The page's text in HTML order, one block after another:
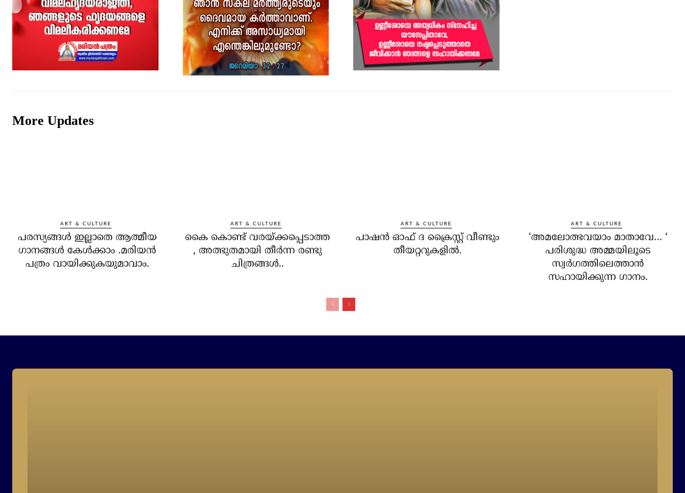
More Updates
ART & CULTURE
പരസ്യങ്ങൾ ഇല്ലാതെ ആത്മീയ
ഗാനങ്ങൾ കേൾക്കാം .മരിയൻ
പത്രം വായിക്കുകയുമാവാം.
ART & CULTURE
കൈ കൊണ്ട് വരയ്ക്കപ്പെടാത്ത
, അത്ഭുതമായി തീര്‍ന്ന രണ്ടു
ചിത്രങ്ങള്‍..
ART & CULTURE
പാഷന്‍ ഓഫ് ദ ക്രൈസ്റ്റ് വീണ്ടും
തീയറ്ററുകളില്‍.
ART & CULTURE
‘അമലോത്ഭവയാം മാതാവേ… ‘
പരിശുദ്ധ അമ്മയിലൂടെ
സ്വര്‍ഗത്തിലെത്താന്‍
സഹായിക്കുന്ന ഗാനം.